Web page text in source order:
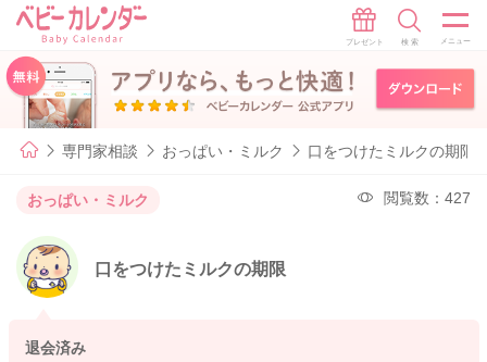
専門家相談 おっぱい・ミルク 口をつけたミルクの期限
おっぱい・ミルク 閲覧数：427
口をつけたミルクの期限
退会済み